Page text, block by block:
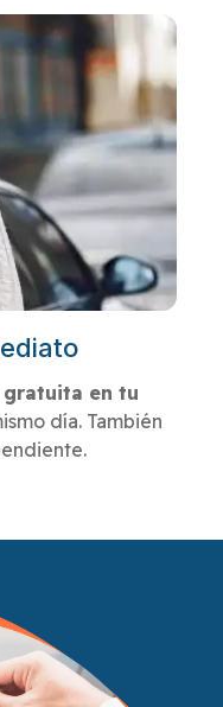
gratuita en tu
día. También